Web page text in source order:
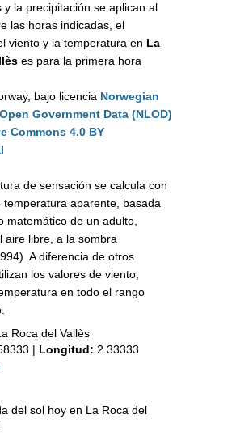
y la precipitación se aplican al
las horas indicadas, el
viento y la temperatura en La
es para la primera hora
bajo licencia Norwegian
Government Data (NLOD)
Commons 4.0 BY
de sensación se calcula con
temperatura aparente, basada
matemático de un adulto,
aire libre, a la sombra
A diferencia de otros
los valores de viento,
en todo el rango
Roca del Vallès
| Longitud: 2.33333
del sol hoy en La Roca del